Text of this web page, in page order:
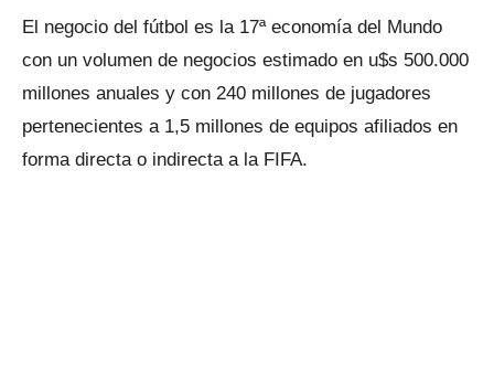
El negocio del fútbol es la 17ª economía del Mundo
con un volumen de negocios estimado en u$s 500.000
millones anuales y con 240 millones de jugadores
pertenecientes a 1,5 millones de equipos afiliados en
forma directa o indirecta a la FIFA.